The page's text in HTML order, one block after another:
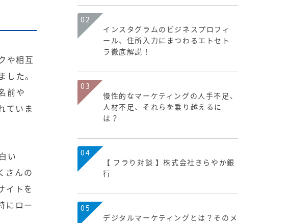
や相互
た。
前や
ていま
い
さんの
イトを
にロー
02
インスタグラムのビジネスプロフィ
ール、住所入力にまつわるエトセト
ラ徹底解説！
03
慢性的なマーケティングの人手不足、
人材不足、それらを乗り越えるに
は？
04
【 フラり対談 】株式会社きらやか銀
行
05
デジタルマーケティングとは？そのメ